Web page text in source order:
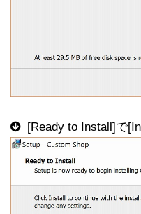
[Ready to Install]で